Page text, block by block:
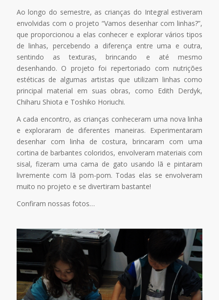
Ao longo do semestre, as crianças do Integral estiveram
envolvidas com o projeto “Vamos desenhar com linhas?”,
que proporcionou a elas conhecer e explorar vários tipos
de linhas, percebendo a diferença entre uma e outra,
sentindo as texturas, brincando e até mesmo
desenhando. O projeto foi repertoriado com nutrições
estéticas de algumas artistas que utilizam linhas como
principal material em suas obras, como Edith Derdyk,
Chiharu Shiota e Toshiko Horiuchi.
A cada encontro, as crianças conheceram uma nova linha
e exploraram de diferentes maneiras. Experimentaram
desenhar com linha de costura, brincaram com uma
cortina de barbantes coloridos, envolveram materiais com
sisal, fizeram uma cama de gato usando lã e pintaram
livremente com lã pom-pom. Todas elas se envolveram
muito no projeto e se divertiram bastante!
Confiram nossas fotos…